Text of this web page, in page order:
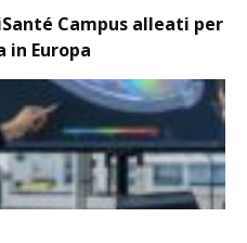
Campus alleati per
in Europa